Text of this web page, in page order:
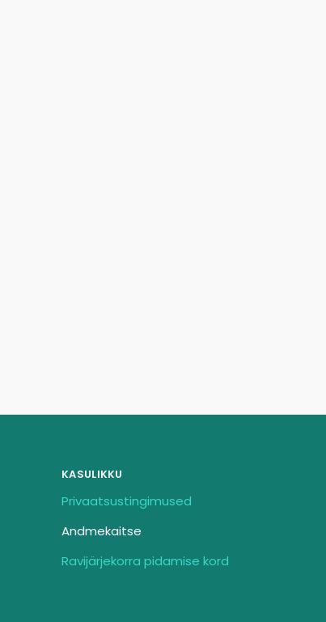
KASULIKKU
Privaatsustingimused
Andmekaitse
Ravijärjekorra pidamise kord